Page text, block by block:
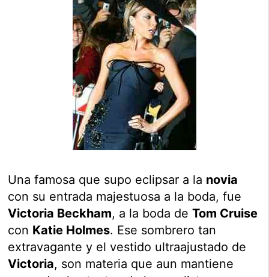
Una famosa que supo eclipsar a la novia
con su entrada majestuosa a la boda, fue
Victoria Beckham, a la boda deTom Cruise
con Katie Holmes. Ese sombrero tan
extravagante y el vestido ultraajustado de
Victoria, son materia que aun mantiene